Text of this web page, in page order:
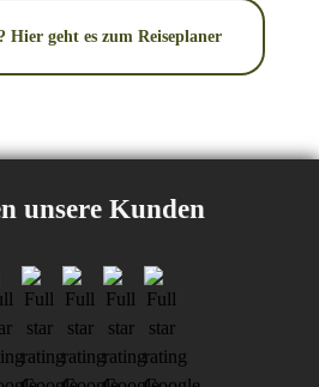
Hier geht es zum Reiseplaner
unsere Kunden